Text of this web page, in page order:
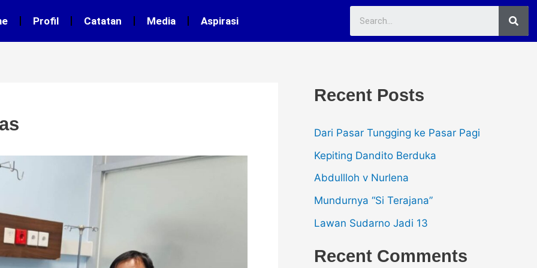
Profil Catatan Media Aspirasi
Recent Posts
Dari Pasar Tungging ke Pasar Pagi
Kepiting Dandito Berduka
Abdullloh v Nurlena
Mundurnya “Si Terajana”
Lawan Sudarno Jadi 13
Recent Comments